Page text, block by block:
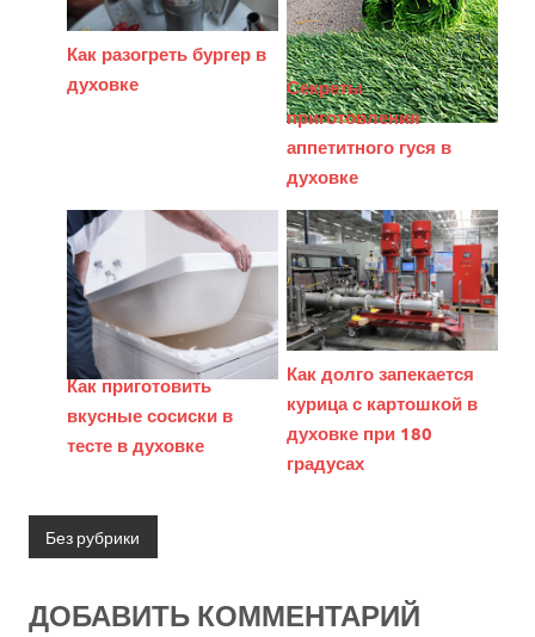
Как разогреть бургер в
духовке
Секреты
приготовления
аппетитного гуся в
духовке
Как приготовить
вкусные сосиски в
тесте в духовке
Как долго запекается
курица с картошкой в
духовке при 180
градусах
Без рубрики
ДОБАВИТЬ КОММЕНТАРИЙ